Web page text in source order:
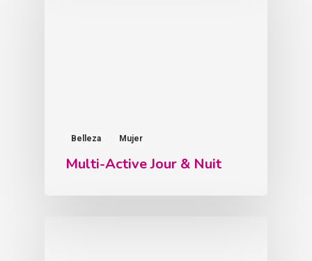
Belleza Mujer
Multi-Active Jour & Nuit